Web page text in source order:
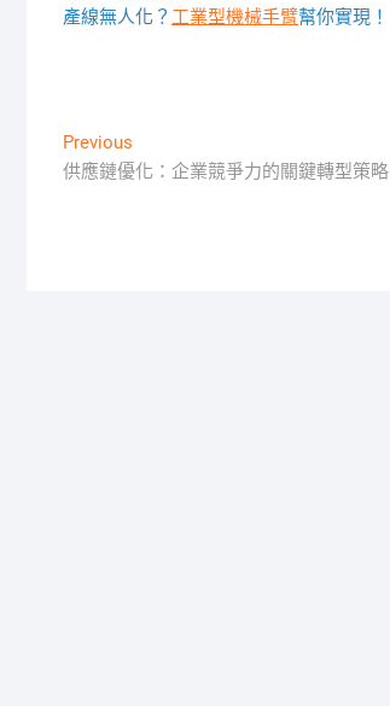
產線無人化？ 工業型機械手臂幫你實現！
文
章
Previous
post:
供應鏈優化：企業競爭力的關鍵轉型策略